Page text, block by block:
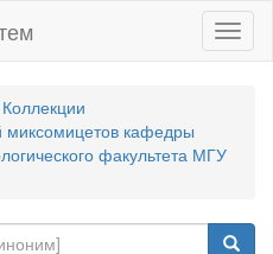
Коллекции
миксомицетов кафедры
факультета МГУ